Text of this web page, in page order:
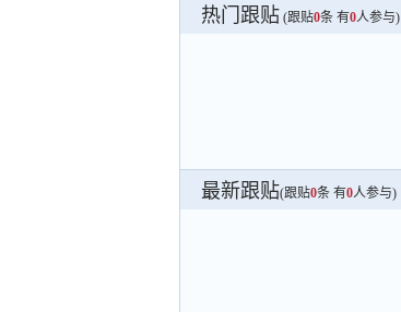
热门跟贴 (跟贴0条 有0人参与)
最新跟贴(跟贴0条 有0人参与)